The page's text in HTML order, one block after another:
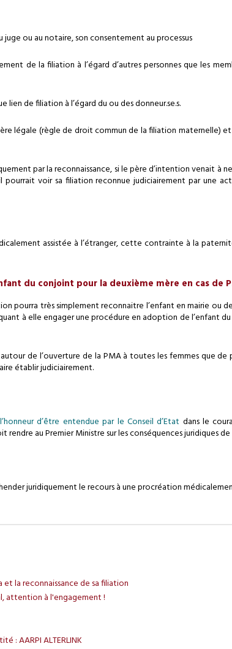
ou au notaire, son consentement au processus
de la filiation à l’égard d’autres personnes que les
lien de filiation à l’égard du ou des donneur.se.s.
légale (règle de droit commun de la filiation maternelle)
par la reconnaissance, si le père d’intention venait à
pourrait voir sa filiation reconnue judiciairement par une
assistée à l’étranger, cette contrainte à la
du conjoint pour la deuxième mère en cas de
pourra très simplement reconnaitre l’enfant en mairie ou
à elle engager une procédure en adoption de l’enfant
de l’ouverture de la PMA à toutes les femmes que
établir judiciairement.
d’être entendue par le Conseil d’Etat dans le
au Premier Ministre sur les conséquences juridiques
juridiquement le recours à une procréation
la reconnaissance de sa filiation
attention à l'engagement !
: AARPI ALTERLINK